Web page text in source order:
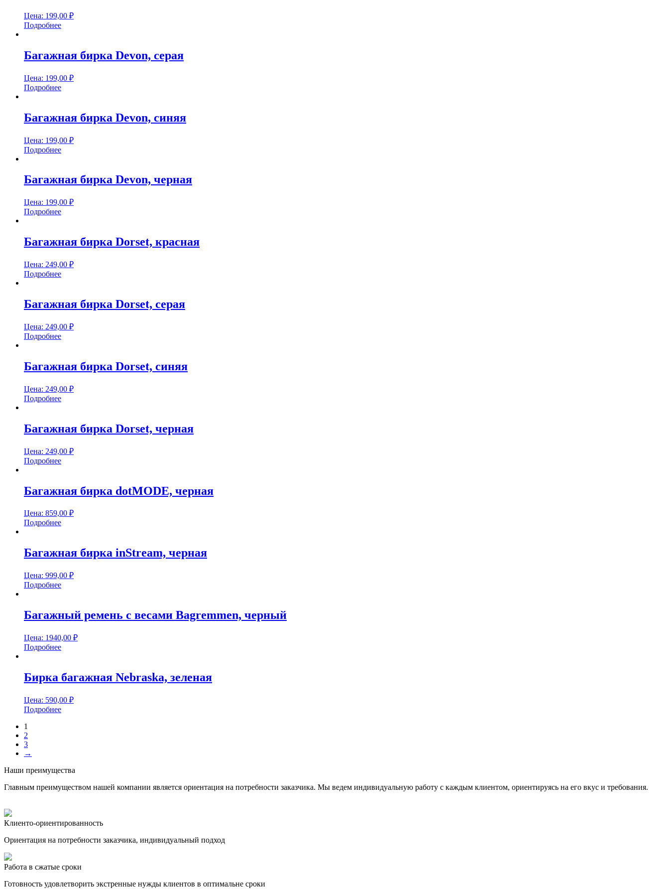
Цена: 199,00 ₽
Подробнее
Багажная бирка Devon, серая
Цена: 199,00 ₽
Подробнее
Багажная бирка Devon, синяя
Цена: 199,00 ₽
Подробнее
Багажная бирка Devon, черная
Цена: 199,00 ₽
Подробнее
Багажная бирка Dorset, красная
Цена: 249,00 ₽
Подробнее
Багажная бирка Dorset, серая
Цена: 249,00 ₽
Подробнее
Багажная бирка Dorset, синяя
Цена: 249,00 ₽
Подробнее
Багажная бирка Dorset, черная
Цена: 249,00 ₽
Подробнее
Багажная бирка dotMODE, черная
Цена: 859,00 ₽
Подробнее
Багажная бирка inStream, черная
Цена: 999,00 ₽
Подробнее
Багажный ремень с весами Bagremmen, черный
Цена: 1940,00 ₽
Подробнее
Бирка багажная Nebraska, зеленая
Цена: 590,00 ₽
Подробнее
1
2
3
→
Наши преимущества
Главным преимуществом нашей компании является ориентация на потребности заказчика. Мы ведем индивидуальную работу с каждым клиентом, ориентируясь на его вкус и требования.
Клиенто-ориентированность
Ориентация на потребности заказчика, индивидуальный подход
Работа в сжатые сроки
Готовность удовлетворить экстренные нужды клиентов в оптимальне сроки